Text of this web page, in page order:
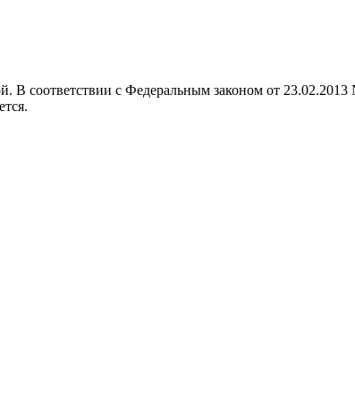
В соответствии с Федеральным законом от